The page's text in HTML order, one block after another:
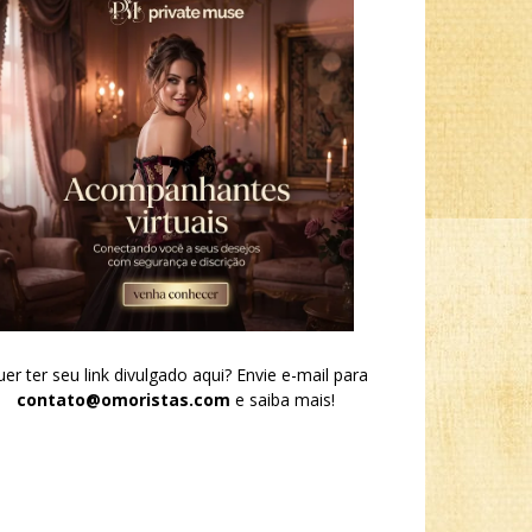
ter seu link divulgado aqui? Envie e-mail para
contato@omoristas.com e saiba mais!